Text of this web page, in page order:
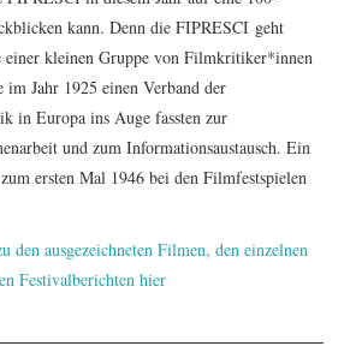
kann. Denn die FIPRESCI geht
kleinen Gruppe von Filmkritiker*innen
Jahr 1925 einen Verband der
in Europa ins Auge fassten zur
und zum Informationsaustausch. Ein
ersten Mal 1946 bei den Filmfestspielen
den ausgezeichneten Filmen, den einzelnen
Festivalberichten hier